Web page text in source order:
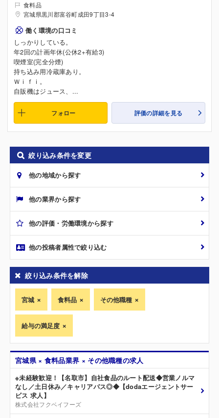
食料品
宮城県黒川郡富谷町成田9丁目3-4
働く環境の口コミ
しっかりしている。
年2回の計画年休(公休2+有給3)
喫煙室(完全分煙)
持ち込み用冷蔵庫あり。
Ｗｉｆｉ。
自販機はジュース、...
フォロー 評価の詳細を見る
絞り込み条件を変更
他の地域から探す
他の業界から探す
他の評価・労働環境から探す
他の投稿者属性で絞り込む
絞り込み条件を解除
宮城 食料品 その他職種
給与の満足度
宮城県 × 食料品業界 × その他職種の求人
※未経験歓迎！【名取市】自社食品のルート配送◆営業ノルマ
なし／土日休み／キャリアパス◎◆【dodaエージェントサー
ビス 求人】
株式会社フクベイフーズ